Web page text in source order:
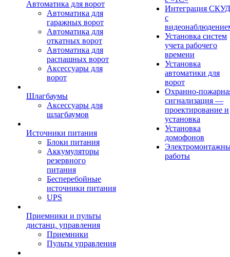
Автоматика для ворот
Автоматика для
гаражных ворот
Автоматика для
откатных ворот
Автоматика для
распашных ворот
Аксессуары для
ворот
Шлагбаумы
Аксессуары для
шлагбаумов
Источники питания
Блоки питания
Аккумуляторы
резервного
питания
Бесперебойные
источники питания
UPS
Приемники и пульты
дистанц. управления
Приемники
Пульты управления
Интеграция СКУД
с
Установка систем
учета рабочего
времени
Установка
автоматики для
ворот
Охранно-
сигнализация —
проектирование и
установка
Установка
домофонов
работы